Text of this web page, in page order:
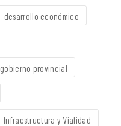
desarrollo económico
gobierno provincial
Infraestructura y Vialidad